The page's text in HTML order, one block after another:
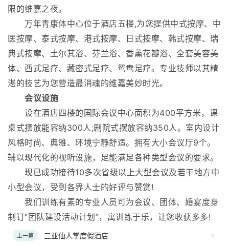
限的维嘉之夜。
万年青康体中心位于酒店五楼,为您提供中式按摩、中
医按摩、泰式按摩、港式按摩、日式按摩、韩式按摩、瑞
典式按摩、土尔其浴、芬兰浴、香薰花瓣浴、全套美容美
体、西式足疗、藏密式足疗、鸳鸯足疗。专业技师以其精
湛的技艺为您营造最消魂的维嘉美妙时光。
会议设施
设在酒店四楼的国际会议中心面积为400平方米，课
桌式摆放能容纳300人;剧院式摆放容纳350人。室内设计
风格时尚、典雅、环境宁静舒适。拥有大小会议厅9个。
辅以现代化的视听设施，足能满足各种类型会议的要求。
现已成功接待10多次省级以上大型会议及若干地方中
小型会议，受到各界人士的好评与赞赏!
我们训练有素的专业人员可为会议、团体、婚宴度身
制订“团队建设活动计划”，寓训练于乐，让您收获多多!
上一篇 三亚仙人掌度假酒店